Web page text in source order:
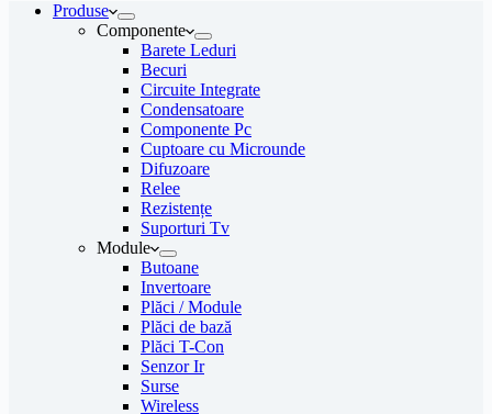
Produse
Componente
Barete Leduri
Becuri
Circuite Integrate
Condensatoare
Componente Pc
Cuptoare cu Microunde
Difuzoare
Relee
Rezistențe
Suporturi Tv
Module
Butoane
Invertoare
Plăci / Module
Plăci de bază
Plăci T-Con
Senzor Ir
Surse
Wireless